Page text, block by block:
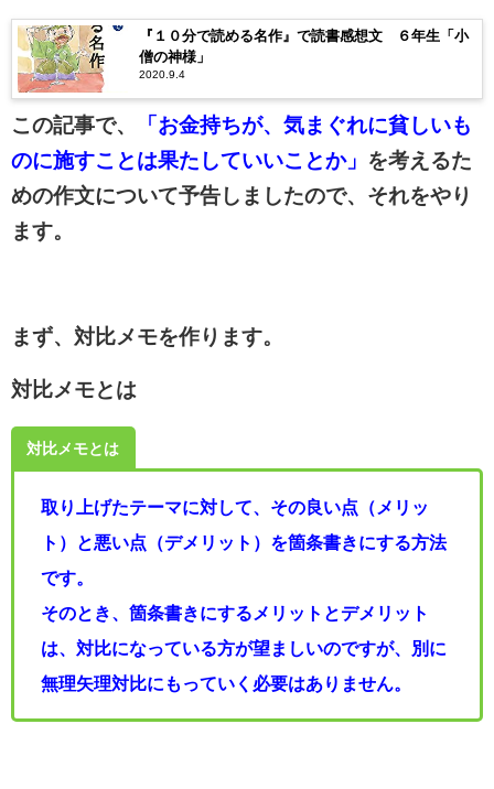
『１０分で読める名作』で読書感想文 ６年生「小
僧の神様」
2020.9.4
この記事で、
「お金持ちが、気まぐれに貧しいも
のに施すことは果たしていいことか」
を考えるた
めの作文について予告しましたので、それをやり
ます。
まず、対比メモを作ります。
対比メモとは
対比メモとは
取り上げたテーマに対して、その良い点（メリッ
ト）と悪い点（デメリット）を箇条書きにする方法
です。
そのとき、箇条書きにするメリットとデメリット
は、対比になっている方が望ましいのですが、別に
無理矢理対比にもっていく必要はありません。